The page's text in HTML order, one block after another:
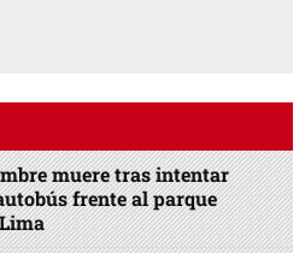
muere tras intentar
frente al parque